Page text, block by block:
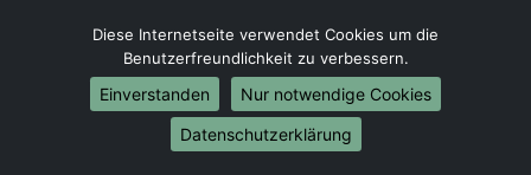
Umzug von Essen nach Dresden
Umzug von Essen nach Hannover
Umzug von Essen nach Nürnberg
Umzug von Essen nach Duisburg
Umzug von Essen nach Bochum
Diese Internetseite verwendet Cookies um die
Benutzerfreundlichkeit zu verbessern.
Einverstanden
Nur notwendige Cookies
Datenschutzerklärung